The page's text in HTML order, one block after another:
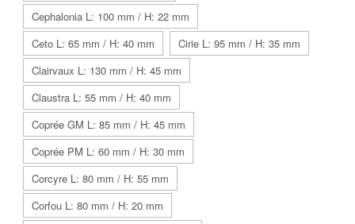
Cephalonia L: 100 mm / H: 22 mm
Ceto L: 65 mm / H: 40 mm
Cirie L: 95 mm / H: 35 mm
Clairvaux L: 130 mm / H: 45 mm
Claustra L: 55 mm / H: 40 mm
Coprée GM L: 85 mm / H: 45 mm
Coprée PM L: 60 mm / H: 30 mm
Corcyre L: 80 mm / H: 55 mm
Corfou L: 80 mm / H: 20 mm